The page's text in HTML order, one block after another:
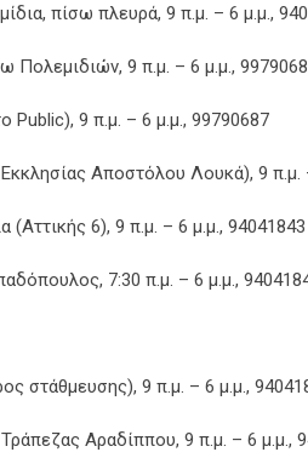
πίσω πλευρά, 9 π.μ. – 6 μ.μ.,
Πολεμιδιών, 9 π.μ. – 6 μ.μ.,
Public), 9 π.μ. – 6 μ.μ., 99790687
Αποστόλου Λουκά), 9 π.μ.
(Αττικής 6), 9 π.μ. – 6 μ.μ., 94041843
7:30 π.μ. – 6 μ.μ.,
στάθμευσης), 9 π.μ. – 6 μ.μ.,
Αραδίππου, 9 π.μ. – 6 μ.μ.,